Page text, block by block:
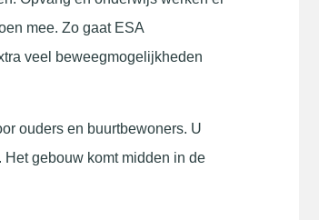
mee. Zo gaat ESA
veel beweegmogelijkheden
ouders en buurtbewoners. U
gebouw komt midden in de